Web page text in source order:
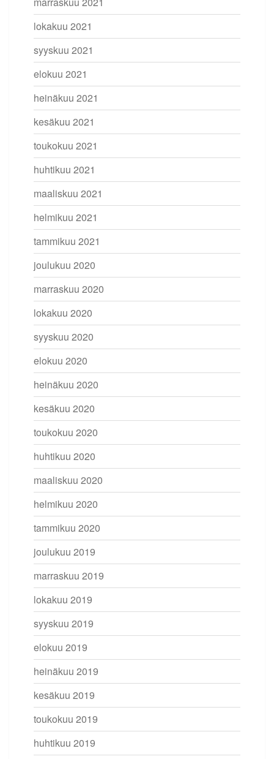
lokakuu 2021
syyskuu 2021
elokuu 2021
heinäkuu 2021
kesäkuu 2021
toukokuu 2021
huhtikuu 2021
maaliskuu 2021
helmikuu 2021
tammikuu 2021
joulukuu 2020
marraskuu 2020
lokakuu 2020
syyskuu 2020
elokuu 2020
heinäkuu 2020
kesäkuu 2020
toukokuu 2020
huhtikuu 2020
maaliskuu 2020
helmikuu 2020
tammikuu 2020
joulukuu 2019
marraskuu 2019
lokakuu 2019
syyskuu 2019
elokuu 2019
heinäkuu 2019
kesäkuu 2019
toukokuu 2019
huhtikuu 2019